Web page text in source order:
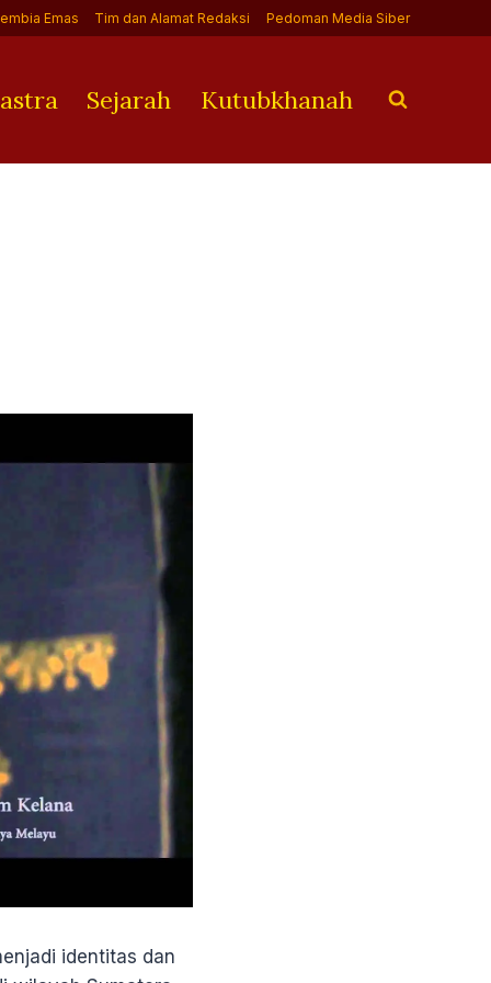
Emas Tim dan Alamat Redaksi Pedoman Media Siber
Sejarah Kutubkhanah
identitas dan